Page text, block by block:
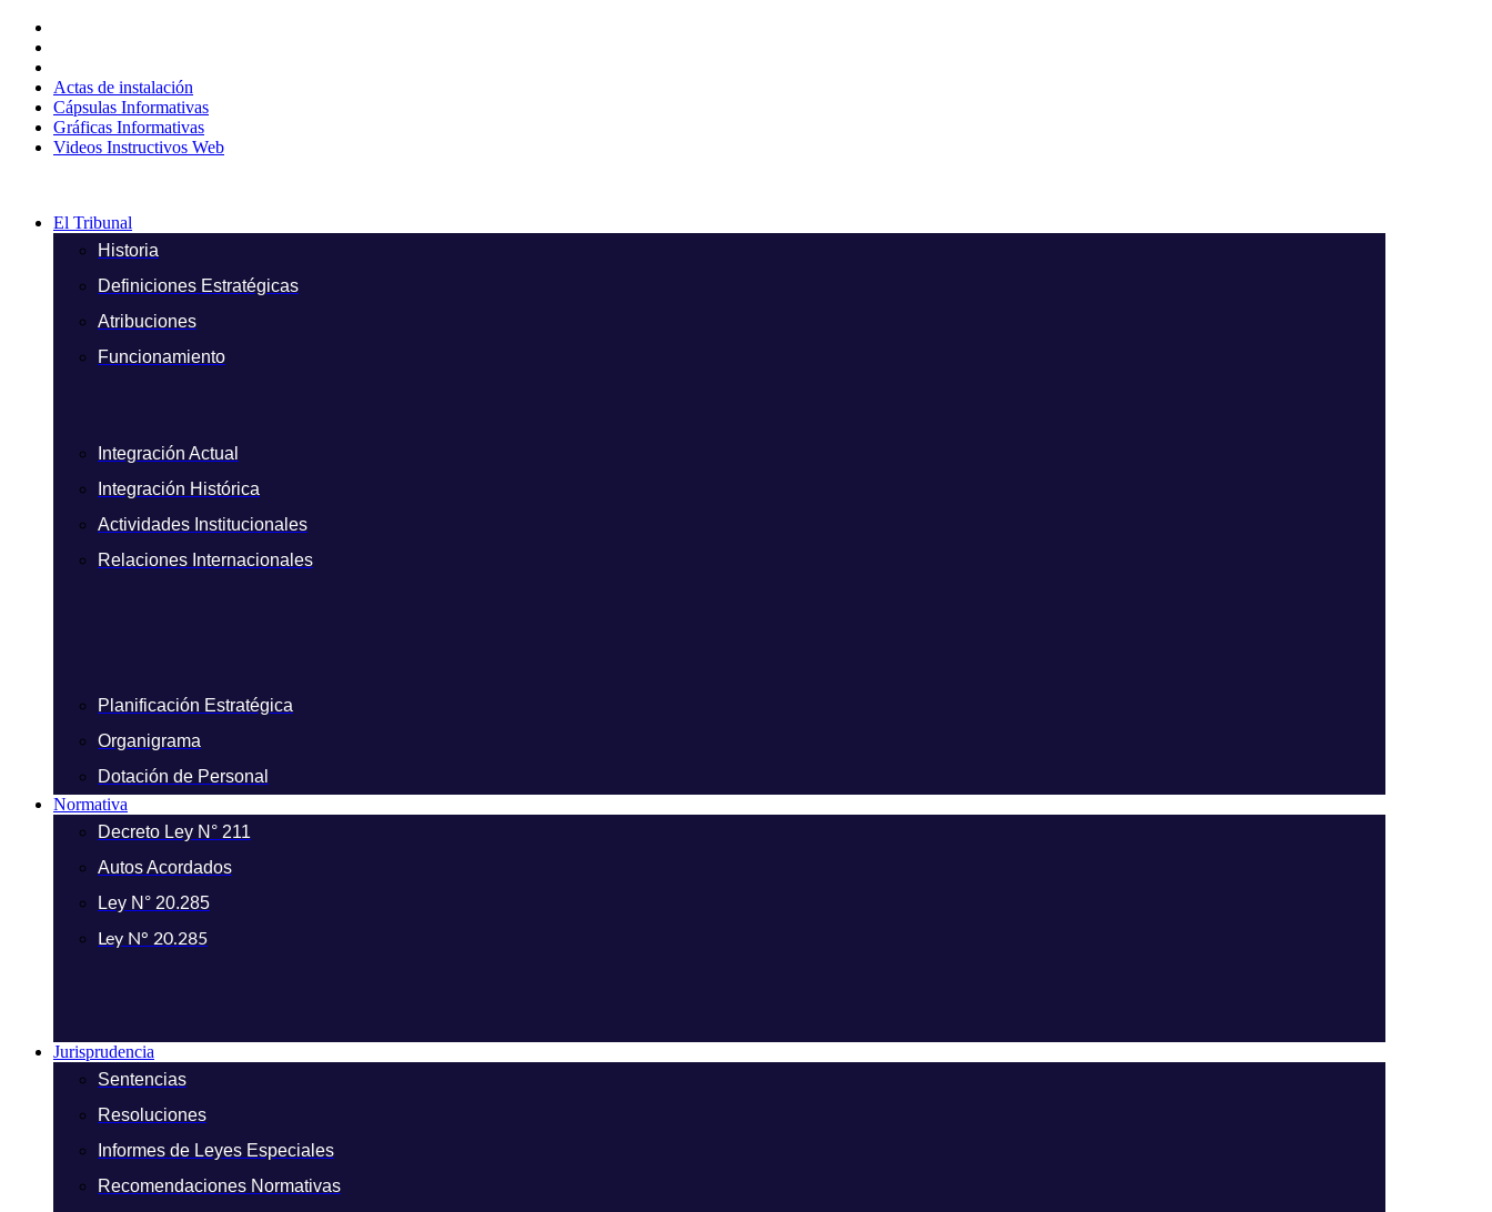
contenido
Actas de instalación
Cápsulas Informativas
Gráficas Informativas
Videos Instructivos Web
El Tribunal
Historia
Definiciones Estratégicas
Atribuciones
Funcionamiento
Integración Actual
Integración Histórica
Actividades Institucionales
Relaciones Internacionales
Planificación Estratégica
Organigrama
Dotación de Personal
Normativa
Decreto Ley N° 211
Autos Acordados
Ley N° 20.285
Ley N° 20.285
Jurisprudencia
Sentencias
Resoluciones
Informes de Leyes Especiales
Recomendaciones Normativas